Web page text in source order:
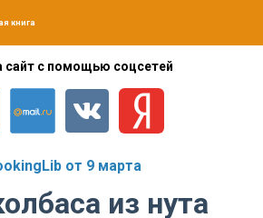
книга
сайт с помощью соцсетей
от 9 марта
из нута